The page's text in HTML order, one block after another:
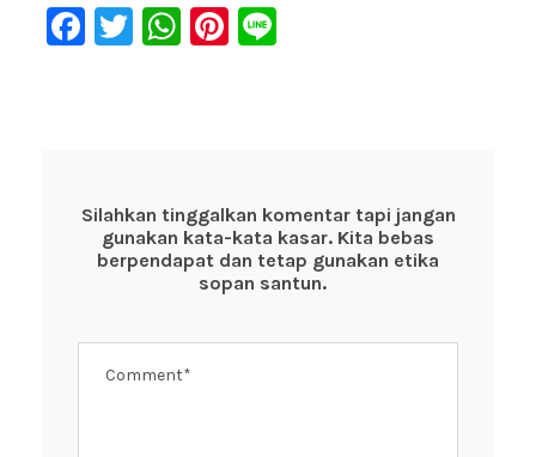
F
o
o
T
W
p
p
Pi
Silahkan tinggalkan komentar tapi jangan
gunakan kata-kata kasar. Kita bebas
berpendapat dan tetap gunakan etika
sopan santun.